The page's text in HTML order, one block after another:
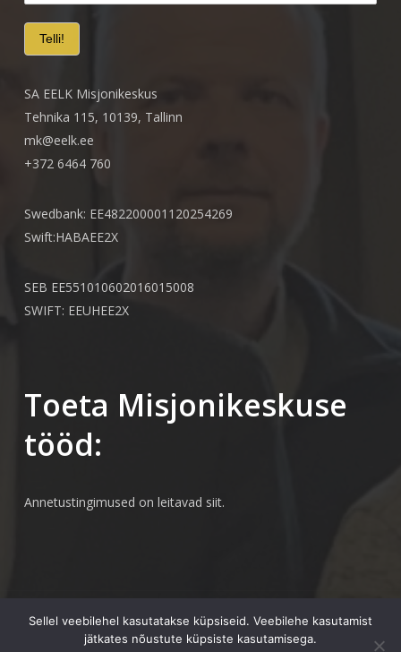
SA EELK Misjonikeskus
Tehnika 115, 10139, Tallinn
mk@eelk.ee
+372 6464 760
Swedbank: EE482200001120254269
Swift:HABAEE2X
SEB EE551010602016015008
SWIFT: EEUHEE2X
Toeta Misjonikeskuse
tööd:
Annetustingimused on leitavad siit.
© 2026 Misjonikeskus.
Sellel veebilehel kasutatakse küpsiseid. Veebilehe kasutamist
jätkates nõustute küpsiste kasutamisega.